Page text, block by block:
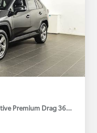
Premium Drag 360-kamera